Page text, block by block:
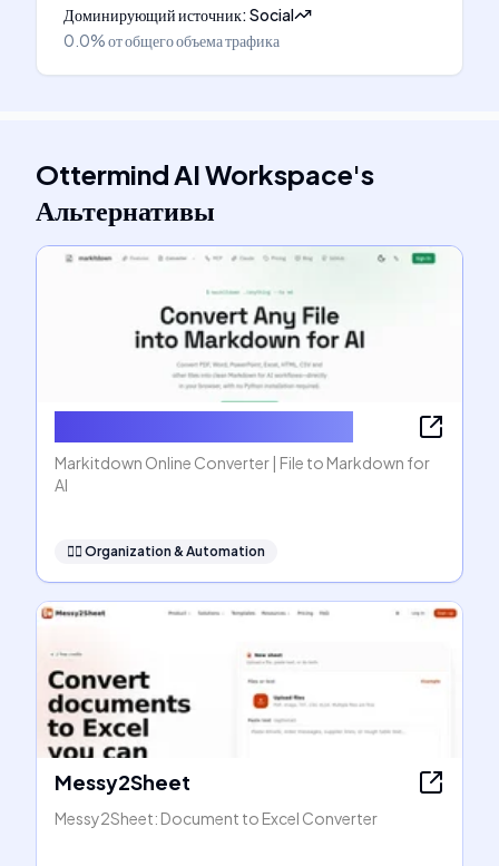
Доминирующий источник:Social
0.0%от общего объема трафика
Ottermind AI Workspace's
Альтернативы
Markitdown Online Converter | File to Markdown for
AI
🧞‍♂️ Organization & Automation
Messy2Sheet
Messy2Sheet: Document to Excel Converter